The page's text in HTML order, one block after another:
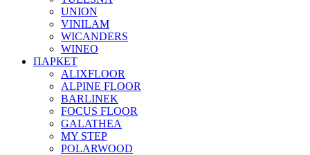
UNION
VINILAM
WICANDERS
WINEO
ПАРКЕТ
ALIXFLOOR
ALPINE FLOOR
BARLINEK
FOCUS FLOOR
GALATHEA
MY STEP
POLARWOOD